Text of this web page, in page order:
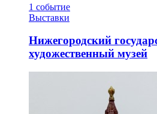
1 событие
Выставки
Нижегородский
художественный музей